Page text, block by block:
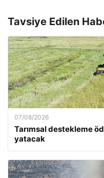
Tavsiye Edilen
07/08/2026
Tarımsal destekleme
yatacak